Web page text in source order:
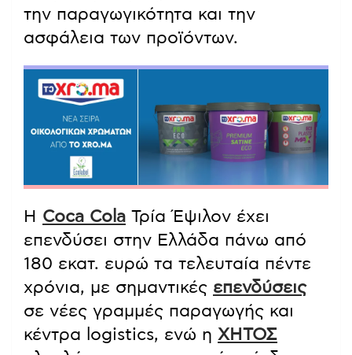
την παραγωγικότητα και την
ασφάλεια των προϊόντων.
Η Coca Cola Τρία Έψιλον έχει
επενδύσει στην Ελλάδα πάνω από
180 εκατ. ευρώ τα τελευταία πέντε
χρόνια, με σημαντικές επενδύσεις
σε νέες γραμμές παραγωγής και
κέντρα logistics, ενώ η ΧΗΤΟΣ